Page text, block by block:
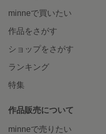
minneで買いたい
作品をさがす
ショップをさがす
ランキング
特集
作品販売について
minneで売りたい